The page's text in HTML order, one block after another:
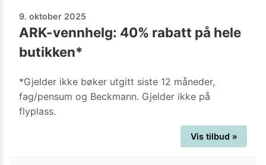
9. oktober 2025
ARK-vennhelg: 40% rabatt på hele
butikken*
*Gjelder ikke bøker utgitt siste 12 måneder,
fag/pensum og Beckmann. Gjelder ikke på
flyplass.
Vis tilbud »